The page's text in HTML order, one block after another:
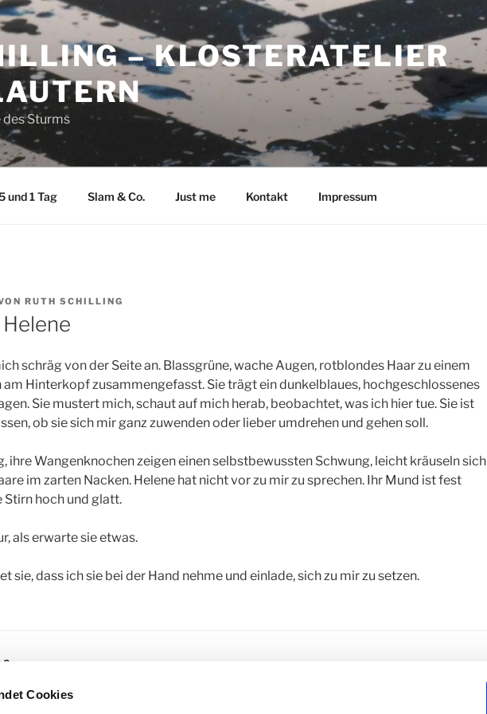
Cookies
– KLOSTERATELIER
des Sturms
und 1 Tag Slam & Co. Just me Kontakt Impressum
RUTH SCHILLING
schräg von der Seite an. Blassgrüne, wache Augen, rotblondes Haar zu einem
Hinterkopf zusammengefasst. Sie trägt ein dunkelblaues, hochgeschlossenes
Sie mustert mich, schaut auf mich herab, beobachtet, was ich hier tue. Sie ist
ob sie sich mir ganz zuwenden oder lieber umdrehen und gehen soll.
ihre Wangenknochen zeigen einen selbstbewussten Schwung, leicht kräuseln sich
im zarten Nacken. Helene hat nicht vor zu mir zu sprechen. Ihr Mund ist fest
Stirn hoch und glatt.
als erwarte sie etwas.
sie, dass ich sie bei der Hand nehme und einlade, sich zu mir zu setzen.